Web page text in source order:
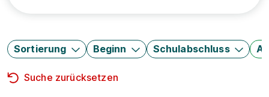
Sortierung Beginn Schulabschluss
Suche zurücksetzen